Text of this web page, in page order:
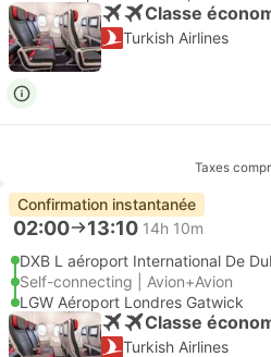
Classe
Turkish Airlines
Taxes
Confirmation instantanée
02:00 13:10 14h 10m
DXB L aéroport International De
Self-connecting | Avion+Avion
LGW Aéroport Londres Gatwick
Classe
Turkish Airlines